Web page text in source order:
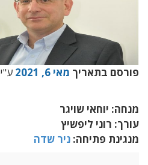
פורסם בתאריך מאי 6, 2021 ע"י
מנחה: יוחאי שויגר
עורך: רוני ליפשיץ
מנגינת פתיחה: ניר שדה